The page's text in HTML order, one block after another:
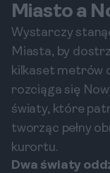
Miasto a
Wystarczy
Miasta, by
kilkaset metrów
rozciąga się
światy, które
tworząc pełny
kurortu.
Dwa światy